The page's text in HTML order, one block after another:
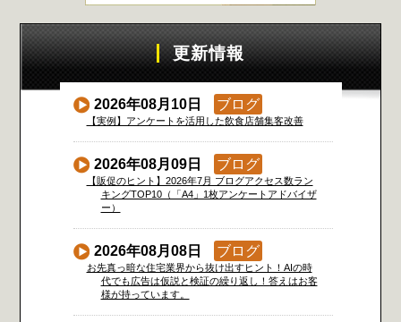
更新情報
2026年08月10日 ブログ
【実例】アンケートを活用した飲食店舗集客改善
2026年08月09日 ブログ
【販促のヒント】2026年7月 ブログアクセス数ラン
キングTOP10（「A4」1枚アンケートアドバイザ
ー）
2026年08月08日 ブログ
お先真っ暗な住宅業界から抜け出すヒント！AIの時
代でも広告は仮説と検証の繰り返し！答えはお客
様が持っています。